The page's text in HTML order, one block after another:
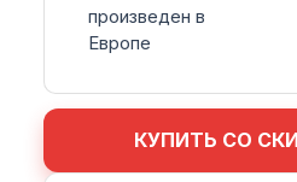
произведен в
Европе
КУПИТЬ СО